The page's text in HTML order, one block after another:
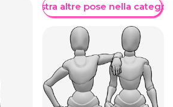
Mostra altre pose nella